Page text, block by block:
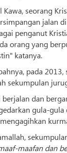
Kawa, seorang
jalan
penganut
orang yang
katanya.
pada
sekumpulan
berjalan dan
gula-gula
maafan dan